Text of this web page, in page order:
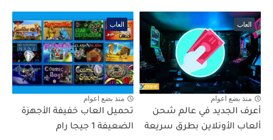
العاب
منذ بضع اعوام
أعرف الجديد في عالم شحن
ألعاب الأونلاين بطرق سريعة
العاب
منذ بضع اعوام
تحميل العاب خفيفة الأجهزة
الضعيفة 1 جيجا رام